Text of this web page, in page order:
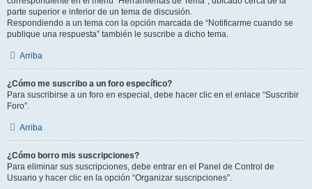
parte superior e inferior de un tema de discusión.
Respondiendo a un tema con la opción marcada de “Notificarme cuando se
publique una respuesta” también le suscribe a dicho tema.
Arriba
¿Cómo me suscribo a un foro específico?
Para suscribirse a un foro en especial, debe hacer clic en el enlace “Suscribir
Foro”.
Arriba
¿Cómo borro mis suscripciones?
Para eliminar sus suscripciones, debe entrar en el Panel de Control de
Usuario y hacer clic en la opción “Organizar suscripciones”.